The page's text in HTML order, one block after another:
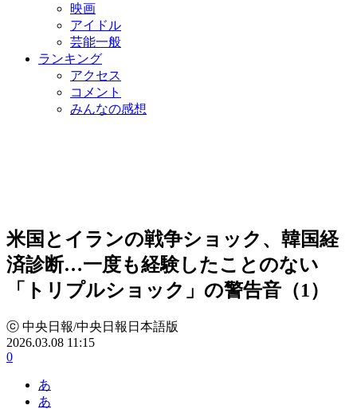
映画
アイドル
芸能一般
ランキング
アクセス
コメント
みんなの感想
米国とイランの戦争ショック、韓国経
済診断…一度も経験したことのない
「トリプルショック」の警告音（1）
ⓒ 中央日報/中央日報日本語版
2026.03.08 11:15
0
あ
あ